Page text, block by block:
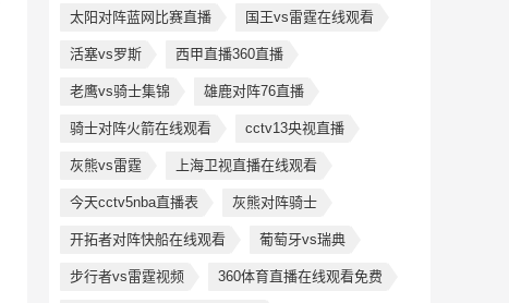
太阳对阵蓝网比赛直播 国王vs雷霆在线观看
活塞vs罗斯 西甲直播360直播
老鹰vs骑士集锦 雄鹿对阵76直播
骑士对阵火箭在线观看 cctv13央视直播
灰熊vs雷霆 上海卫视直播在线观看
今天cctv5nba直播表 灰熊对阵骑士
开拓者对阵快船在线观看 葡萄牙vs瑞典
步行者vs雷霆视频 360体育直播在线观看免费